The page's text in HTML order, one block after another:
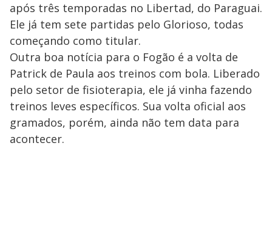
após três temporadas no Libertad, do Paraguai.
Ele já tem sete partidas pelo Glorioso, todas
começando como titular.
Outra boa notícia para o Fogão é a volta de
Patrick de Paula aos treinos com bola. Liberado
pelo setor de fisioterapia, ele já vinha fazendo
treinos leves específicos. Sua volta oficial aos
gramados, porém, ainda não tem data para
acontecer.